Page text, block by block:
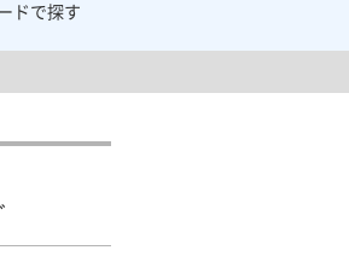
ドで探す